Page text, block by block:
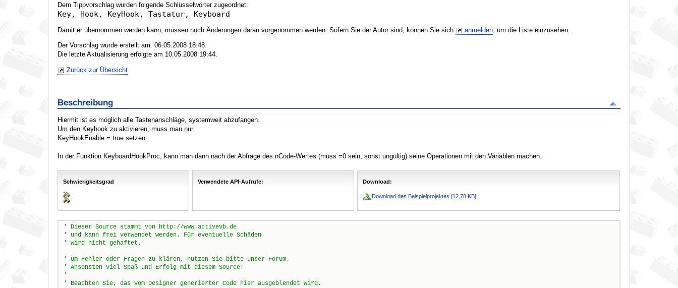
Dem Tippvorschlag wurden folgende Schlüsselwörter zugeordnet:
Key, Hook, KeyHook, Tastatur, Keyboard
Damit er übernommen werden kann, müssen noch Änderungen daran vorgenommen werden. Sofern Sie der Autor sind, können Sie sich anmelden, um die Liste einzusehen.
Der Vorschlag wurde erstellt am: 06.05.2008 18:48.
Die letzte Aktualisierung erfolgte am 10.05.2008 19:44.
Zurück zur Übersicht
Beschreibung
Hiermit ist es möglich alle Tastenanschläge, systemweit abzufangen.
Um den Keyhook zu aktivieren, muss man nur
KeyHookEnable = true setzen.
In der Funktion KeyboardHookProc, kann man dann nach der Abfrage des nCode-Wertes (muss =0 sein, sonst ungültig) seine Operationen mit den Variablen machen.
Schwierigkeitsgrad Verwendete API-Aufrufe: Download:
Download des Beispielprojektes [12,78 KB]
' Dieser Source stammt von http://www.activevb.de
' und kann frei verwendet werden. Für eventuelle Schäden
' wird nicht gehaftet.
' Um Fehler oder Fragen zu klären, nutzen Sie bitte unser Forum.
' Ansonsten viel Spaß und Erfolg mit diesem Source!
'
' Beachten Sie, das vom Designer generierter Code hier ausgeblendet wird.